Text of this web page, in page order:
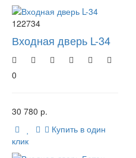
122734
Входная дверь L-34
0
30 780 р.
Купить в один
клик